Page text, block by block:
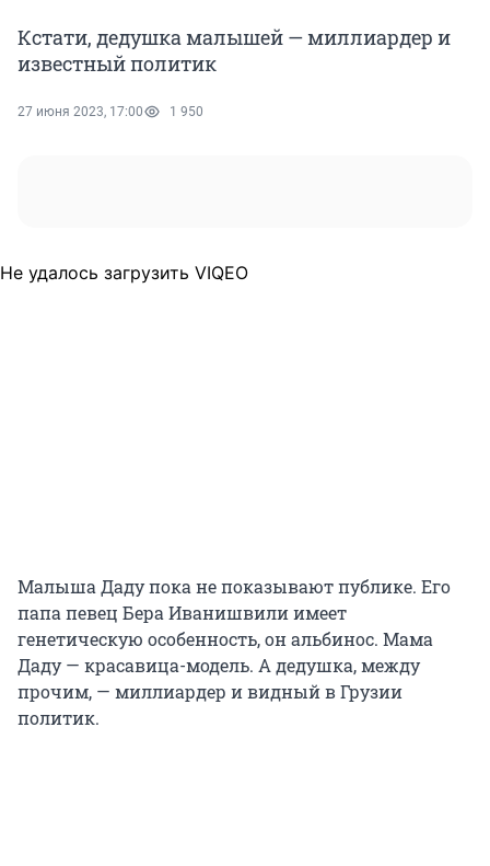
Кстати, дедушка малышей — миллиардер и
известный политик
27 июня 2023, 17:00 1 950
Не удалось загрузить VIQEO
Малыша Даду пока не показывают публике. Его
папа певец Бера Иванишвили имеет
генетическую особенность, он альбинос. Мама
Даду — красавица-модель. А дедушка, между
прочим, — миллиардер и видный в Грузии
политик.